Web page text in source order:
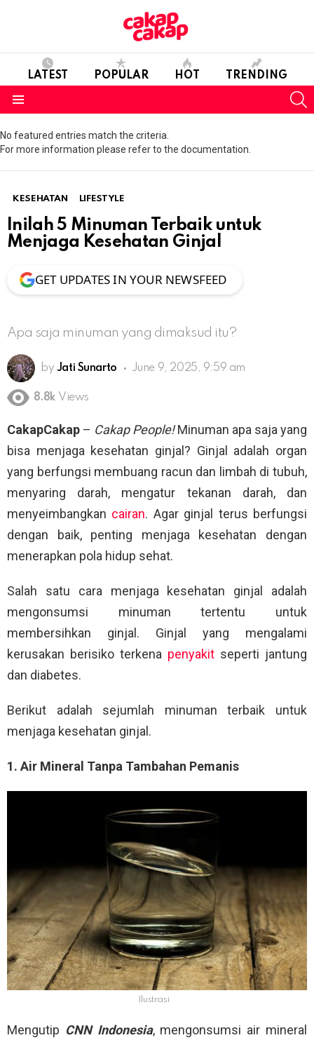
LATEST POPULAR HOT TRENDING
No featured entries match the criteria.
For more information please refer to the documentation.
KESEHATAN LIFESTYLE
Inilah 5 Minuman Terbaik untuk
Menjaga Kesehatan Ginjal
GET UPDATES IN YOUR NEWSFEED
Apa saja minuman yang dimaksud itu?
by Jati Sunarto June 9, 2025, 9:59 am
8.8k Views
CakapCakap – Cakap People!Minuman apa saja yang
bisa menjaga kesehatan ginjal? Ginjal adalah organ
yang berfungsi membuang racun dan limbah di tubuh,
menyaring darah, mengatur tekanan darah, dan
menyeimbangkan cairan. Agar ginjal terus berfungsi
dengan baik, penting menjaga kesehatan dengan
menerapkan pola hidup sehat.
Salah satu cara menjaga kesehatan ginjal adalah
mengonsumsi minuman tertentu untuk
membersihkan ginjal. Ginjal yang mengalami
kerusakan berisiko terkena penyakit seperti jantung
dan diabetes.
Berikut adalah sejumlah minuman terbaik untuk
menjaga kesehatan ginjal.
1. Air Mineral Tanpa Tambahan Pemanis
Ilustrasi
Mengutip CNN Indonesia, mengonsumsi air mineral